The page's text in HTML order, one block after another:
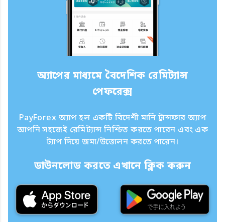
অ্যাপের মাধ্যমে বৈদেশিক রেমিট্যান্স
পেফরেক্স
PayForex অ্যাপ হল একটি বিদেশী মানি ট্রান্সফার অ্যাপ
আপনি সহজেই রেমিট্যান্স নিশ্চিত করতে পারেন এবং এক
ট্যাপ দিয়ে জমা/উত্তোলন করতে পারেন।
ডাউনলোড করতে এখানে ক্লিক করুন